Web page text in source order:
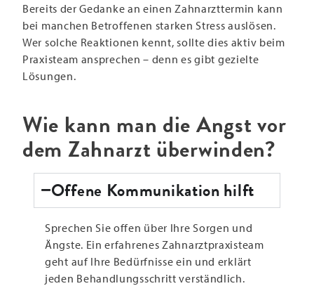
Bereits der Gedanke an einen Zahnarzttermin kann
bei manchen Betroffenen starken Stress auslösen.
Wer solche Reaktionen kennt, sollte dies aktiv beim
Praxisteam ansprechen – denn es gibt gezielte
Lösungen.
Wie kann man die Angst vor
dem Zahnarzt überwinden?
Offene Kommunikation hilft
Sprechen Sie offen über Ihre Sorgen und
Ängste. Ein erfahrenes Zahnarztpraxisteam
geht auf Ihre Bedürfnisse ein und erklärt
jeden Behandlungsschritt verständlich.